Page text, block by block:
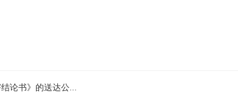
论书》的送达公...